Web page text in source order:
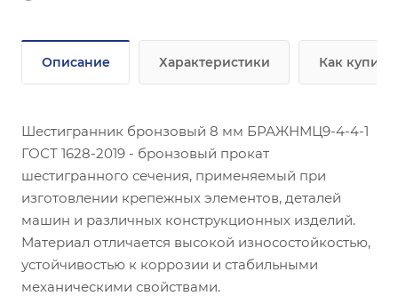
Описание Характеристики Как купить
Шестигранник бронзовый 8 мм БРАЖНМЦ9-4-4-1
ГОСТ 1628-2019 - бронзовый прокат
шестигранного сечения, применяемый при
изготовлении крепежных элементов, деталей
машин и различных конструкционных изделий.
Материал отличается высокой износостойкостью,
устойчивостью к коррозии и стабильными
механическими свойствами.